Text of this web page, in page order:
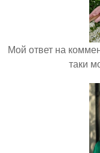
Мой ответ на
таки